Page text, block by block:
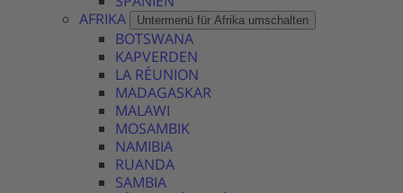
AFRIKA
Untermenü für Afrika umschalten
BOTSWANA
KAPVERDEN
LA RÉUNION
MADAGASKAR
MALAWI
MOSAMBIK
NAMIBIA
RUANDA
SAMBIA